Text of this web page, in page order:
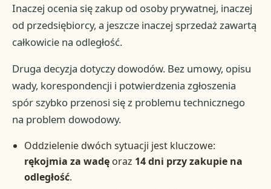
Inaczej ocenia się zakup od osoby prywatnej, inaczej
od przedsiębiorcy, a jeszcze inaczej sprzedaż zawartą
całkowicie na odległość.
Druga decyzja dotyczy dowodów. Bez umowy, opisu
wady, korespondencji i potwierdzenia zgłoszenia
spór szybko przenosi się z problemu technicznego
na problem dowodowy.
Oddzielenie dwóch sytuacji jest kluczowe:
rękojmia za wadęoraz 14 dni przy zakupie na
odległość.